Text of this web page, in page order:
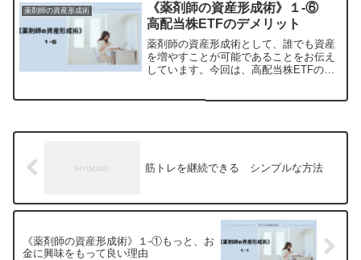
くのは正しい反応です。で...
薬剤師の資産形成術
《薬剤師の資産形成術》１-⑥
高配当株ETFのデメリット
薬剤師の資産形成術として、誰でも資産
を増やすことが可能であることをお伝え
しています。今回は、高配当株ETFのデ
筋トレを継続できる シンプルな方法
《薬剤師の資産形成術》１-①もっと、お
金に興味をもって良い理由